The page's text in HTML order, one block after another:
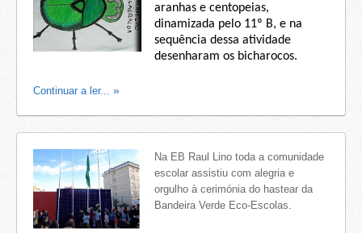
aranhas e centopeias,
dinamizada pelo 11º B, e na
sequência dessa atividade
desenharam os bicharocos.
Continuar a ler...
Na EB Raul Lino toda a comunidade
escolar assistiu com alegria e
orgulho à cerimónia do hastear da
Bandeira Verde Eco-Escolas.